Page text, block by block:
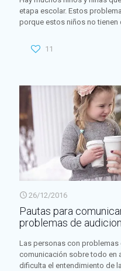
etapa escolar. Estos
porque estos niños no tienen
11
26/12/2016
Pautas para
problemas de audicion
Las personas con
comunicación sobre todo en
dificulta el entendimiento de